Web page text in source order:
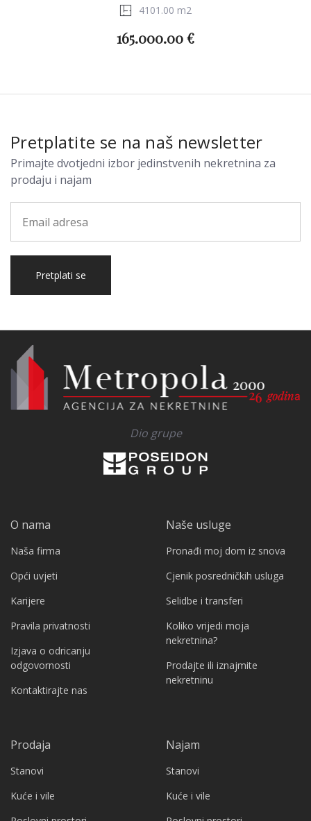
4101.00 m2
165.000.00 €
Pretplatite se na naš newsletter
Primajte dvotjedni izbor jedinstvenih nekretnina za
prodaju i najam
Pretplati se
Dio grupe
O nama
Naša firma
Opći uvjeti
Karijere
Pravila privatnosti
Izjava o odricanju
odgovornosti
Kontaktirajte nas
Naše usluge
Pronađi moj dom iz snova
Cjenik posredničkih usluga
Selidbe i transferi
Koliko vrijedi moja
nekretnina?
Prodajte ili iznajmite
nekretninu
Prodaja
Stanovi
Kuće i vile
Najam
Stanovi
Kuće i vile